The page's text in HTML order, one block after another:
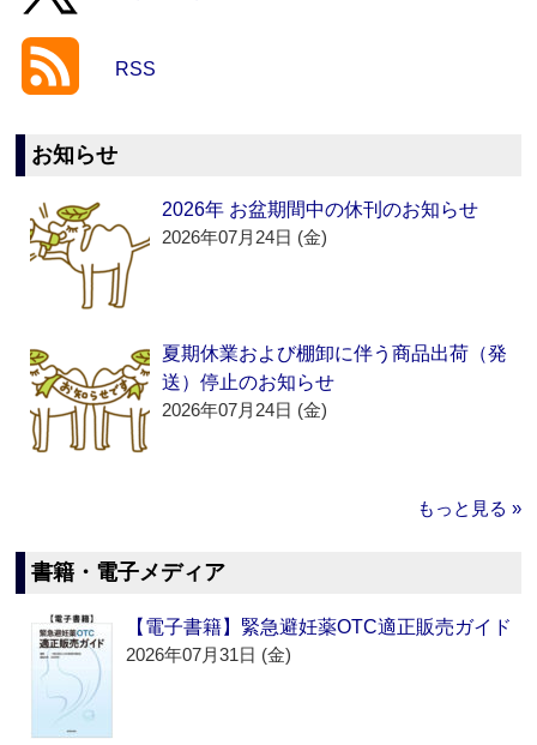
RSS
お知らせ
2026年 お盆期間中の休刊のお知らせ
2026年07月24日 (金)
夏期休業および棚卸に伴う商品出荷（発
送）停止のお知らせ
2026年07月24日 (金)
もっと見る »
書籍・電子メディア
【電子書籍】緊急避妊薬OTC適正販売ガイド
2026年07月31日 (金)